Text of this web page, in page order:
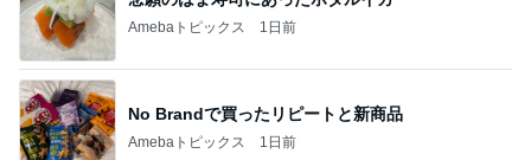
Amebaトピックス 1日前
No Brandで買ったリピートと新商品
Amebaトピックス 1日前